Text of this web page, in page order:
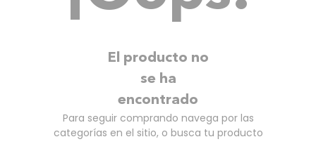
El producto no
se ha
encontrado
Para seguir comprando navega por las
categorías en el sitio, o busca tu producto
Cama